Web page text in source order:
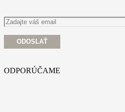
ODPORÚČAME